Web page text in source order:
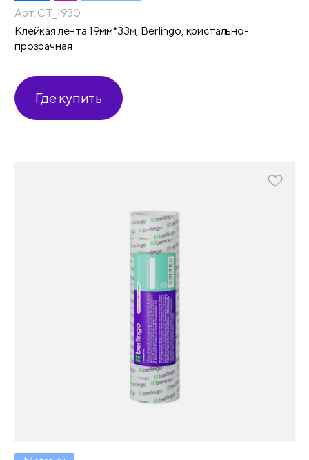
Арт. CT_1930
Клейкая лента 19мм*33м, Berlingo, кристально-
прозрачная
Где купить